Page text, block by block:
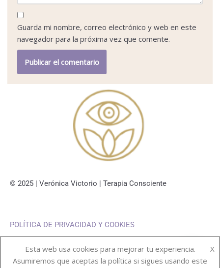
Guarda mi nombre, correo electrónico y web en este
navegador para la próxima vez que comente.
© 2025 | Verónica Victorio | Terapia Consciente
POLÍTICA DE PRIVACIDAD Y COOKIES
Esta web usa cookies para mejorar tu experiencia.
Asumiremos que aceptas la política si sigues usando este
X